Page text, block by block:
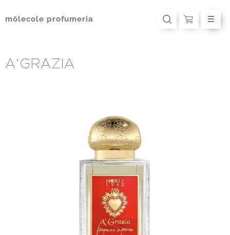
mōlecole profumeria
A'GRAZIA